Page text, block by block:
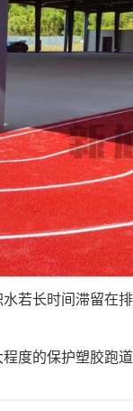
若长时间滞留在
度的保护塑胶跑道